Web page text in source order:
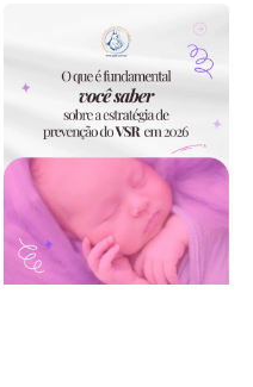
Conduzir a
Obesidade ao
Longo da
Infância e
Adolescência”